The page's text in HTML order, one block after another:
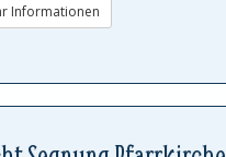
Informationen